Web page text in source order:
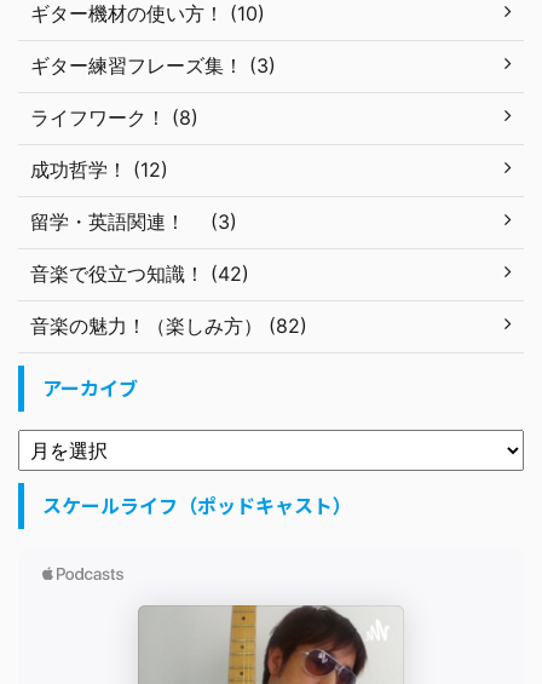
ギター機材の使い方！ (10)
ギター練習フレーズ集！ (3)
ライフワーク！ (8)
成功哲学！ (12)
留学・英語関連！ (3)
音楽で役立つ知識！ (42)
音楽の魅力！（楽しみ方） (82)
アーカイブ
スケールライフ（ポッドキャスト）